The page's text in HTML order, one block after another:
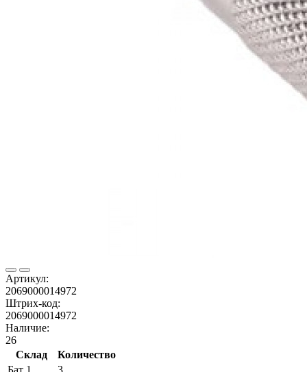
Артикул:
2069000014972
Штрих-код:
2069000014972
Наличие:
26
Склад
Количество
Бат 1
3